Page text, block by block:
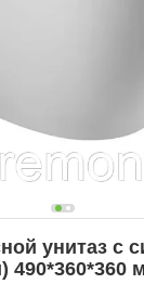
унитаз с
490*360*360